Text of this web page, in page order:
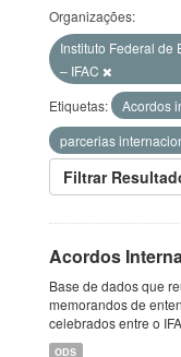
Organizações:
Instituto Federal de
– IFAC
Etiquetas:
Acordos
parcerias
Filtrar
Acordos
Base de dados que
memorandos de
celebrados entre o
ODS